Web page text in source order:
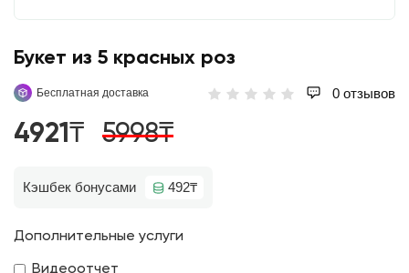
Букет из 5 красных роз
Бесплатная доставка 0 отзывов
4921₸ 5998₸
Кэшбек бонусами 492₸
Дополнительные услуги
Видеоотчет